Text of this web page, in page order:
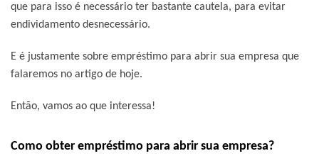
que para isso é necessário ter bastante cautela, para evitar
endividamento desnecessário.
E é justamente sobre empréstimo para abrir sua empresa que
falaremos no artigo de hoje.
Então, vamos ao que interessa!
Como obter empréstimo para abrir sua empresa?